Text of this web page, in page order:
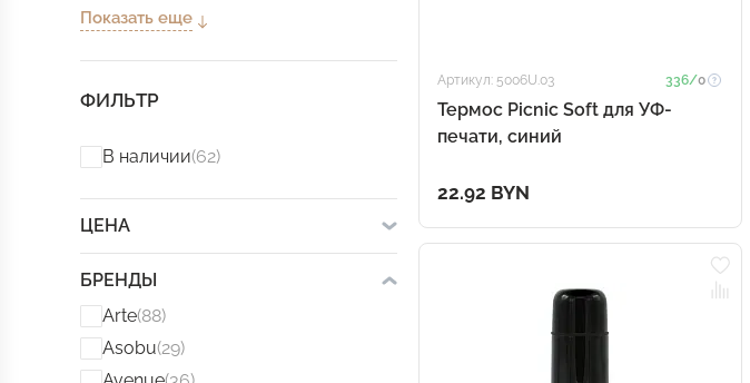
Показать еще
ФИЛЬТР
В наличии(62)
ЦЕНА
БРЕНДЫ
Arte(88)
Asobu(29)
Артикул: 5006U.03 336/0
Термос Picnic Soft для УФ-
печати, синий
22.92 BYN